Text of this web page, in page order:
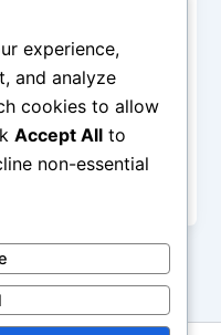
Dicoba di
di Rumah –
mengikuti kreativitas
experience,
and analyze
cookies to allow
Accept All to
non-essential